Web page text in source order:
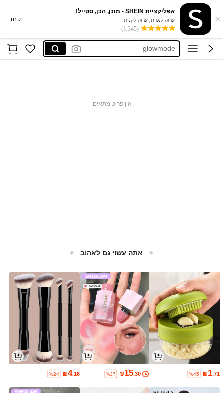
קחו ×
אפליקציית SHEIN - מוכן, הכן, סטייל!
שווה לנסות, שווה לקנות
(1,345)
musera
glow mode
glowmode
אין פריט מתאים.
אתה עשוי גם לאהוב
₪1.71
%45
₪15.30
%27
₪4.16
%24